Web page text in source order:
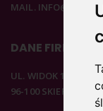
MAIL.
DANE FIRMOWE
UL. WIDOK 15B
96-100